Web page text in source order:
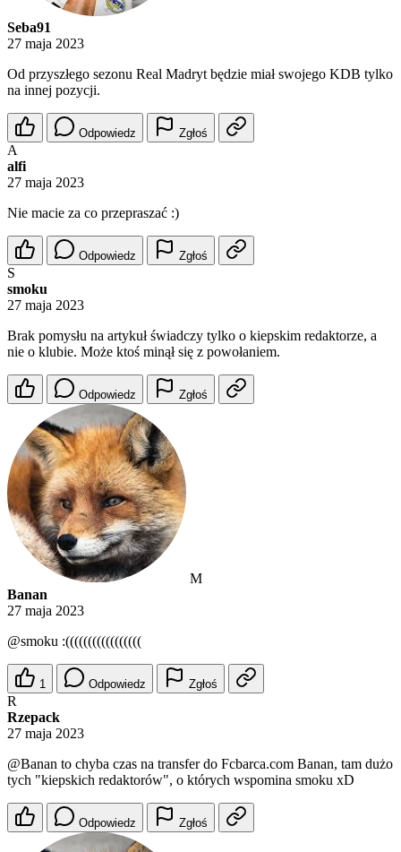
Seba91
27 maja 2023
Od przyszłego sezonu Real Madryt będzie miał swojego KDB tylko
na innej pozycji.
Odpowiedz Zgłoś
A
alfi
27 maja 2023
Nie macie za co przepraszać :)
Odpowiedz Zgłoś
S
smoku
27 maja 2023
Brak pomysłu na artykuł świadczy tylko o kiepskim redaktorze, a
nie o klubie. Może ktoś minął się z powołaniem.
Odpowiedz Zgłoś
M
Banan
27 maja 2023
@smoku :(((((((((((((((((
1 Odpowiedz Zgłoś
R
Rzepack
27 maja 2023
@Banan to chyba czas na transfer do Fcbarca.com Banan, tam dużo
tych "kiepskich redaktorów", o których wspomina smoku xD
Odpowiedz Zgłoś